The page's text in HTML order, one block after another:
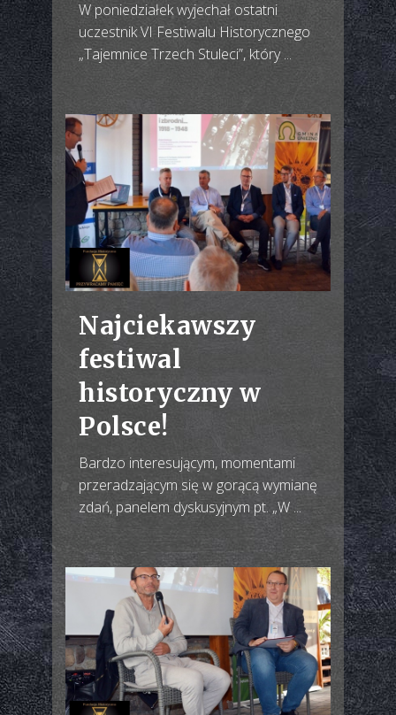
W poniedziałek wyjechał ostatni
uczestnik VI Festiwalu Historycznego
„Tajemnice Trzech Stuleci”, który ...
Najciekawszy
festiwal
historyczny w
Polsce!
Bardzo interesującym, momentami
przeradzającym się w gorącą wymianę
zdań, panelem dyskusyjnym pt. „W ...